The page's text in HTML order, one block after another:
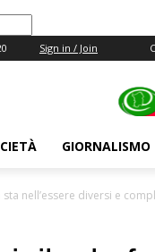
Sign in / Join
GIORNALISMO
nell’essere diversi e